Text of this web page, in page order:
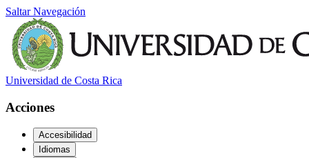
Saltar Navegación
Universidad de Costa Rica
Acciones
Accesibilidad
Idiomas